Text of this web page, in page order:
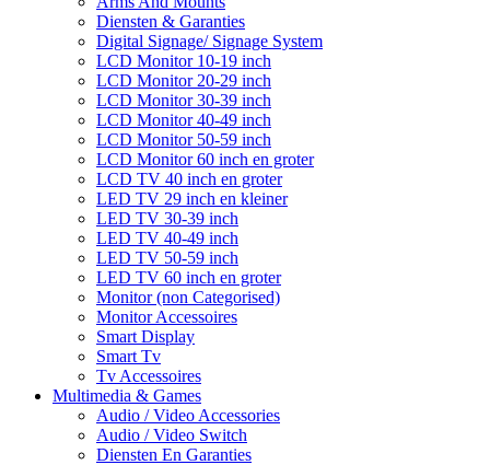
Diensten & Garanties
Digital Signage/ Signage System
LCD Monitor 10-19 inch
LCD Monitor 20-29 inch
LCD Monitor 30-39 inch
LCD Monitor 40-49 inch
LCD Monitor 50-59 inch
LCD Monitor 60 inch en groter
LCD TV 40 inch en groter
LED TV 29 inch en kleiner
LED TV 30-39 inch
LED TV 40-49 inch
LED TV 50-59 inch
LED TV 60 inch en groter
Monitor (non Categorised)
Monitor Accessoires
Smart Display
Smart Tv
Tv Accessoires
Multimedia & Games
Audio / Video Accessories
Audio / Video Switch
Diensten En Garanties